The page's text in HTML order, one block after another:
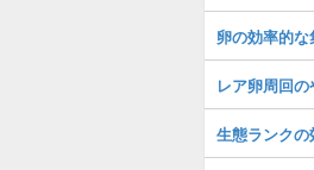
卵の効率的
レア卵周回
生態ランク